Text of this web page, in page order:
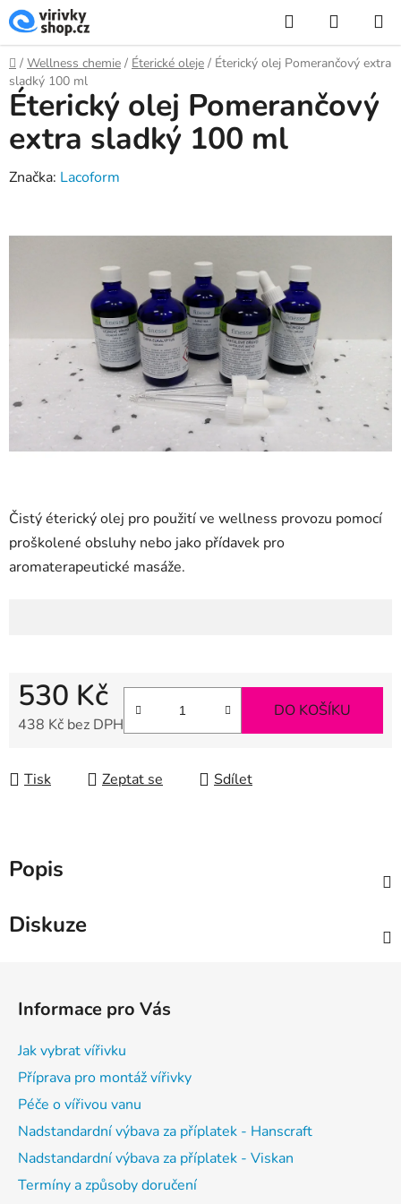
Přejít
na
obsah
Hledat
KOŠÍK
Domů
/ Wellness chemie / Éterické oleje / Éterický olej Pomerančový extra
sladký 100 ml
Čistý éterický olej pro použití ve wellness provozu pomocí
proškolené obsluhy nebo jako přídavek pro
aromaterapeutické masáže.
530 Kč
438 Kč bez DPH
DO KOŠÍKU
Tisk Zeptat se Sdílet
Éterický olej Pomerančový
extra sladký 100 ml
Značka: Lacoform
Popis
Diskuze
Informace pro Vás
Jak vybrat vířivku
Příprava pro montáž vířivky
Péče o vířivou vanu
Nadstandardní výbava za příplatek - Hanscraft
Nadstandardní výbava za příplatek - Viskan
Termíny a způsoby doručení